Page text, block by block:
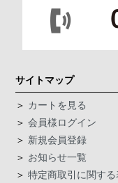
サイトマップ
＞ カートを見る
＞会員様ログイン
＞ 新規会員登録
＞ お知らせ一覧
＞特定商取引に関す